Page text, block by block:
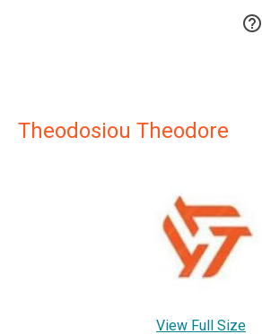

Theodosiou Theodore
View Full Size